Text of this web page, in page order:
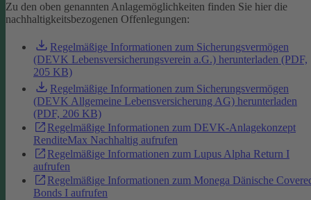
Zu den oben genannten Anlagemöglichkeiten finden Sie hier die
nachhaltigkeitsbezogenen Offenlegungen:
Regelmäßige Informationen zum Sicherungsvermögen
(DEVK Lebensversicherungsverein a.G.) herunterladen (PDF,
205 KB)
Regelmäßige Informationen zum Sicherungsvermögen
(DEVK Allgemeine Lebensversicherung AG) herunterladen
(PDF, 206 KB)
Regelmäßige Informationen zum DEVK-Anlagekonzept
RenditeMax Nachhaltig aufrufen
Regelmäßige Informationen zum Lupus Alpha Return I
aufrufen
Regelmäßige Informationen zum Monega Dänische
Bonds I aufrufen